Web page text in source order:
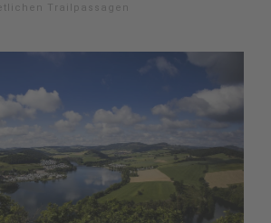
Trailpassagen